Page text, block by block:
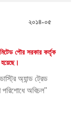
২০১৪-০৫
পৌর সরকার কর্তৃক
অ্যান্ড ট্রেড
অবিচল"